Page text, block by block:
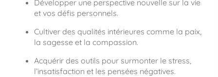
Développer une perspective nouvelle sur la vie
et vos défis personnels.
Cultiver des qualités intérieures comme la paix,
la sagesse et la compassion.
Acquérir des outils pour surmonter le stress,
l’insatisfaction et les pensées négatives.